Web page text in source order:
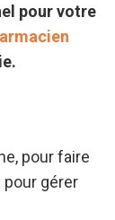
pour votre
pour faire
pour gérer